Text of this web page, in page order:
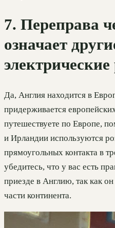
7. Переправа
означает
электрические
Да, Англия находится в
придерживается
путешествуете по Европе,
и Ирландии используются
прямоугольных контакта в
убедитесь, что у вас есть
приезде в Англию, так как
части континента.